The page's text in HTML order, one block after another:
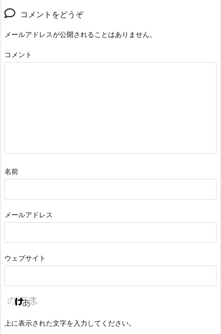
コメントをどうぞ
メールアドレスが公開されることはありません。
コメント
名前
メールアドレス
ウェブサイト
上に表示された文字を入力してください。